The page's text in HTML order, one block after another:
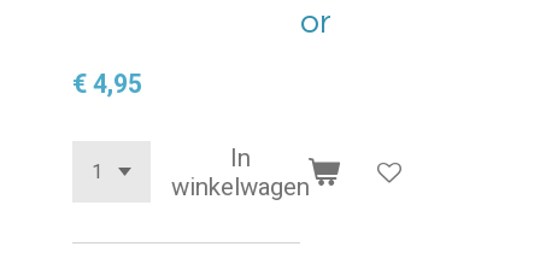
or
€ 4,95
In
winkelwagen